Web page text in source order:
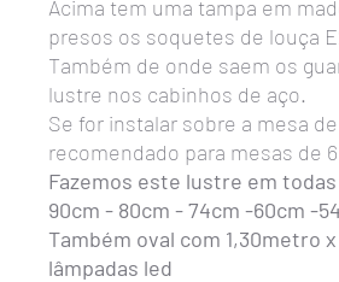
Acima tem uma tampa em
presos os soquetes de louça
Também de onde saem os
lustre nos cabinhos de aço.
Se for instalar sobre a mesa
recomendado para mesas de
Fazemos este lustre em
90cm - 80cm - 74cm -60cm -
Também oval com 1,30metro
lâmpadas led